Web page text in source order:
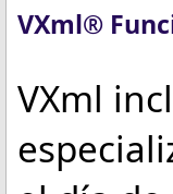
VXml®
VXml